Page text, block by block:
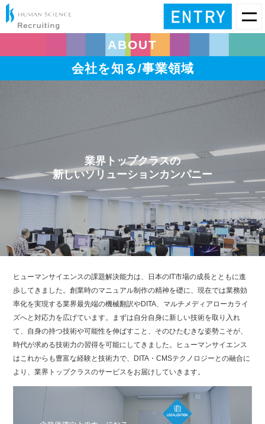
ABOUT
会社を知る/事業領域
業界トップクラスの
新しいソリューションカンパニー
ヒューマンサイエンスの課題解決能力は、日本のIT市場の成長とともに進
歩してきました。創業時のマニュアル制作の精神を礎に、現在では業務効
率化を実現する業界最先端の機械翻訳やDITA、マルチメディアローカライ
ズへと対応力を広げています。まずは自分自身に新しい技術を取り入れ
て、自身の持つ技術や可能性を伸ばすこと、そのひたむきな姿勢こそが、
時代が求める技術力の習得を可能にしてきました。ヒューマンサイエンス
はこれからも豊富な経験と技術力で、DITA・CMSテクノロジーとの融合に
より、業界トップクラスのサービスをお届けしていきます。